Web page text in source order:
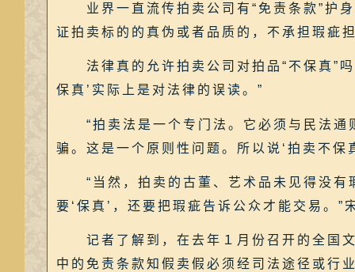
业界一直流传拍卖公司有“免责条款”护身
证拍卖标的的真伪或者品质的，不承担瑕疵
法律真的允许拍卖公司对拍品“不保真”吗
保真’实际上是对法律的误读。”
“拍卖法是一个专门法。它必须与民法通
骗。这是一个原则性问题。所以说‘拍卖不保
“当然，拍卖的古董、艺术品未见得没有
要‘保真’，还要把瑕疵告诉公众才能交易。”
记者了解到，在去年１月份召开的全国文
中的免责条款知假卖假必须经司法途径或行